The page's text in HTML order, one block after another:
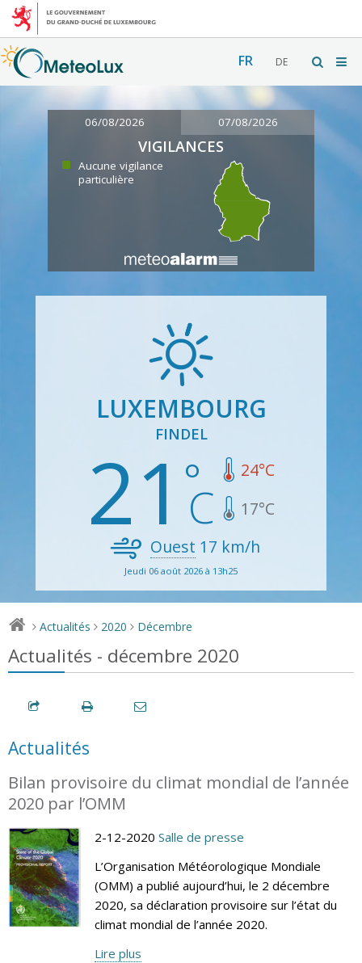
FR DE
06/08/2026 07/08/2026
VIGILANCES
Aucune vigilance
particulière
LUXEMBOURG
FINDEL
21 24°C
17°C
Ouest 17 km/h
Jeudi 06 août 2026 à 13h25
> Actualités > 2020 > Décembre
Actualités - décembre 2020
Actualités
Bilan provisoire du climat mondial de l’année
2020 par l’OMM
2-12-2020 Salle de presse
L’Organisation Météorologique Mondiale
(OMM) a publié aujourd’hui, le 2 décembre
2020, sa déclaration provisoire sur l’état du
climat mondial de l’année 2020.
Lire plus